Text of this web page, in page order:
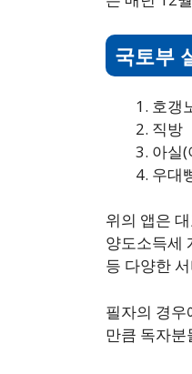
국토부
호갱
직방
아실
우대
위의 앱은
양도소득세
등 다양한
필자의 경
만큼 독자